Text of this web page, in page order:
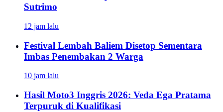
Sutrimo
12 jam lalu
Festival Lembah Baliem Disetop Sementara
Imbas Penembakan 2 Warga
10 jam lalu
Hasil Moto3 Inggris 2026: Veda Ega Pratama
Terpuruk di Kualifikasi